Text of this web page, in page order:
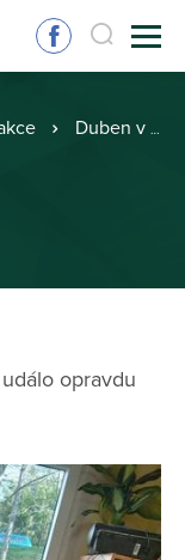
Duben v domově
opravdu